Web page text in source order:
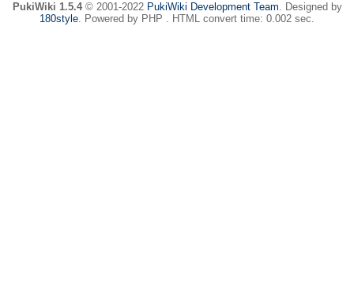
PukiWiki 1.5.4© 2001-2022 PukiWiki Development Team. Designed by
180style. Powered by PHP . HTML convert time: 0.002 sec.